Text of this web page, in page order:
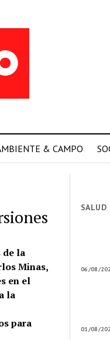
& CAMPO
de la
Minas,
en el
la
para
SALUD
06/08/
01/08/